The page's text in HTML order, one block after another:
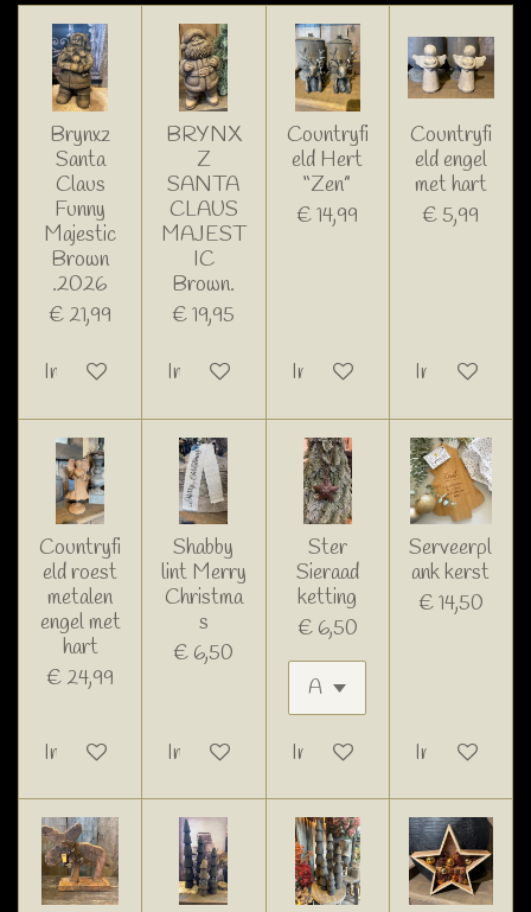
Brynxz
Santa
Claus
Funny
Majestic
Brown
.2026
€ 21,99
In winkelwagen
BRYNX
Z
SANTA
CLAUS
MAJEST
IC
Brown.
€ 19,95
In winkelwagen
Countryfi
eld Hert
“Zen”
€ 14,99
In winkelwagen
Countryfi
eld engel
met hart
€ 5,99
In
Countryfi
eld roest
metalen
engel met
hart
€ 24,99
In winkelwagen
Shabby
lint Merry
Christma
s
€ 6,50
In winkelwagen
Ster
Sieraad
ketting
€ 6,50
In winkelwagen
Serveerpl
ank kerst
€ 14,50
In